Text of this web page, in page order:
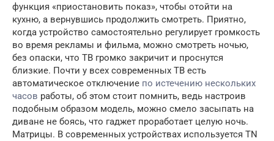
функция «приостановить показ», чтобы отойти на
кухню, а вернувшись продолжить смотреть. Приятно,
когда устройство самостоятельно регулирует громкость
во время рекламы и фильма, можно смотреть ночью,
без опаски, что ТВ громко закричит и проснутся
близкие. Почти у всех современных ТВ есть
автоматическое отключение по истечению нескольких
часов работы, об этом стоит помнить, ведь настроив
подобным образом модель, можно смело засыпать на
диване не боясь, что гаджет проработает целую ночь.
Матрицы. В современных устройствах используется TN